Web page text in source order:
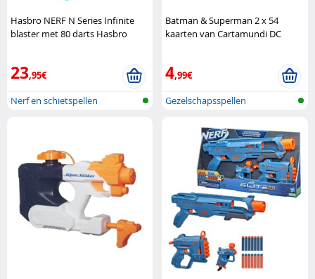
Hasbro NERF N Series Infinite
blaster met 80 darts Hasbro
23,95€
Nerf en schietspellen
Batman & Superman 2 x 54
kaarten van Cartamundi DC
4,99€
Gezelschapsspellen